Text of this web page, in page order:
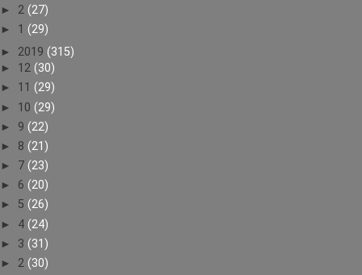
► 2 (27)
► 1 (29)
► 2019 (315)
► 12 (30)
► 11 (29)
► 10 (29)
► 9 (22)
► 8 (21)
► 7 (23)
► 6 (20)
► 5 (26)
► 4 (24)
► 3 (31)
► 2 (30)